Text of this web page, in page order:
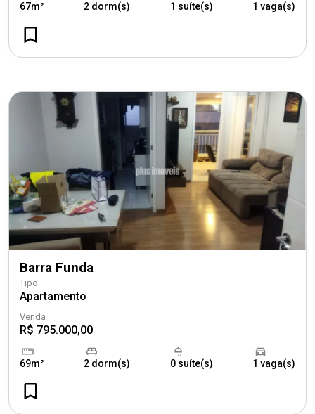
67m² 2 dorm(s) 1 suíte(s) 1 vaga(s)
Barra Funda
Tipo
Apartamento
Venda
R$ 795.000,00
69m² 2 dorm(s) 0 suíte(s) 1 vaga(s)